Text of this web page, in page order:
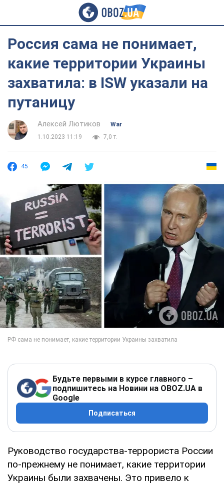
Россия сама не понимает,
какие территории Украины
захватила: в ISW указали на
путаницу
Алексей Лютиков
War
1.10.2023 11:19
7,0 т.
45
Будьте первыми в курсе главного –
подпишитесь на Новини на OBOZ.UA в
Google
Подписаться
Руководство государства-террориста России
по-прежнему не понимает, какие территории
Украины были захвачены. Это привело к